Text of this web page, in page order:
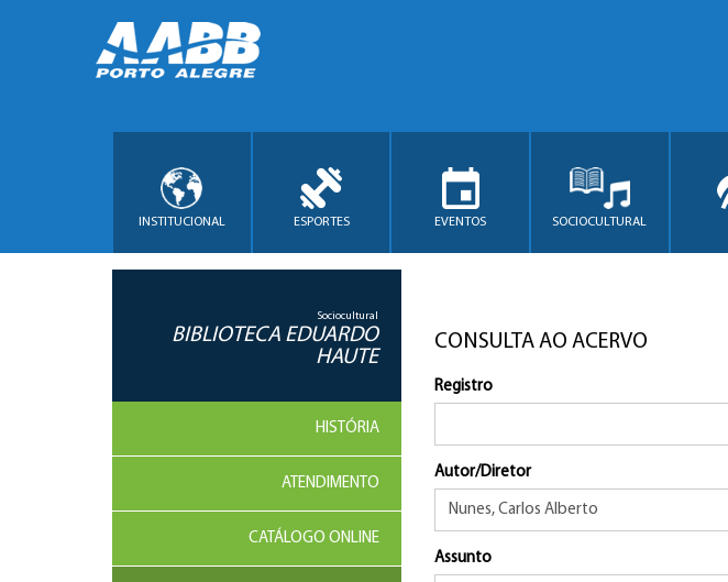
INSTITUCIONAL ESPORTES EVENTOS SOCIOCULTURAL
Sociocultural
BIBLIOTECA EDUARDO
HAUTE
HISTÓRIA
ATENDIMENTO
CATÁLOGO ONLINE
CONSULTA AO ACERVO
Registro
Autor/Diretor
Assunto